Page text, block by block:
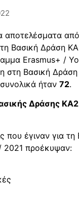
αποτελέσματα
Βασική Δράση
Erasmus+ /
στη Βασική
ήταν 72.
Δράσης ΚΑ2
που έγιναν για
2021 προέκυψαν: